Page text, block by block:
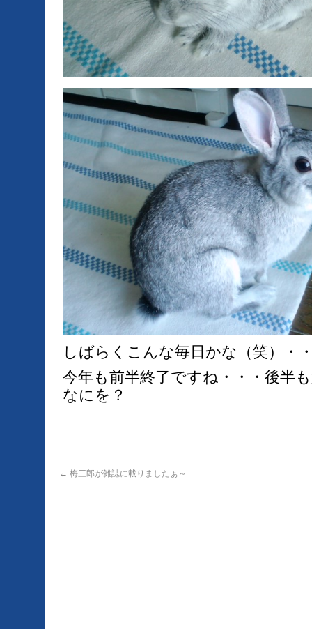
しばらくこんな毎日かな（笑）・
今年も前半終了ですね・・・後半
なにを？
← 梅三郎が雑誌に載りましたぁ～